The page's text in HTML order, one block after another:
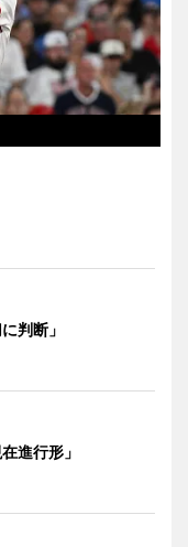
判断」
進行形」